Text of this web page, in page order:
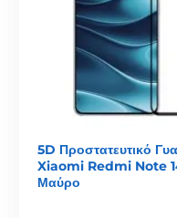
5D Προστατευτικό
Xiaomi Redmi Note
Μαύρο